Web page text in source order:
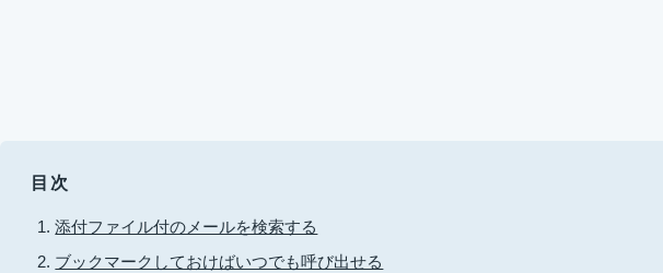
目次
添付ファイル付のメールを検索する
ブックマークしておけばいつでも呼び出せる